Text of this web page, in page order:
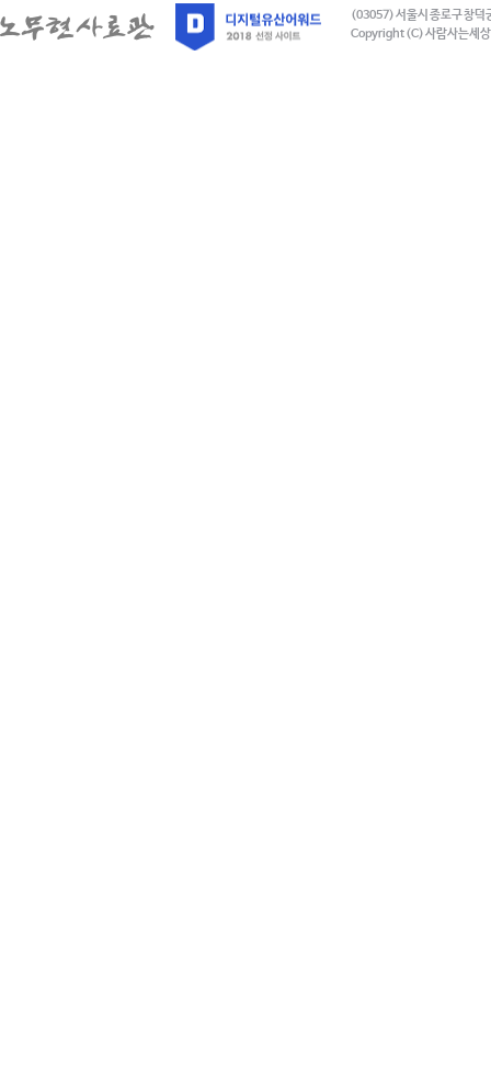
(03057) 서울시 종로구 창덕
Copyright (C) 사람사는세